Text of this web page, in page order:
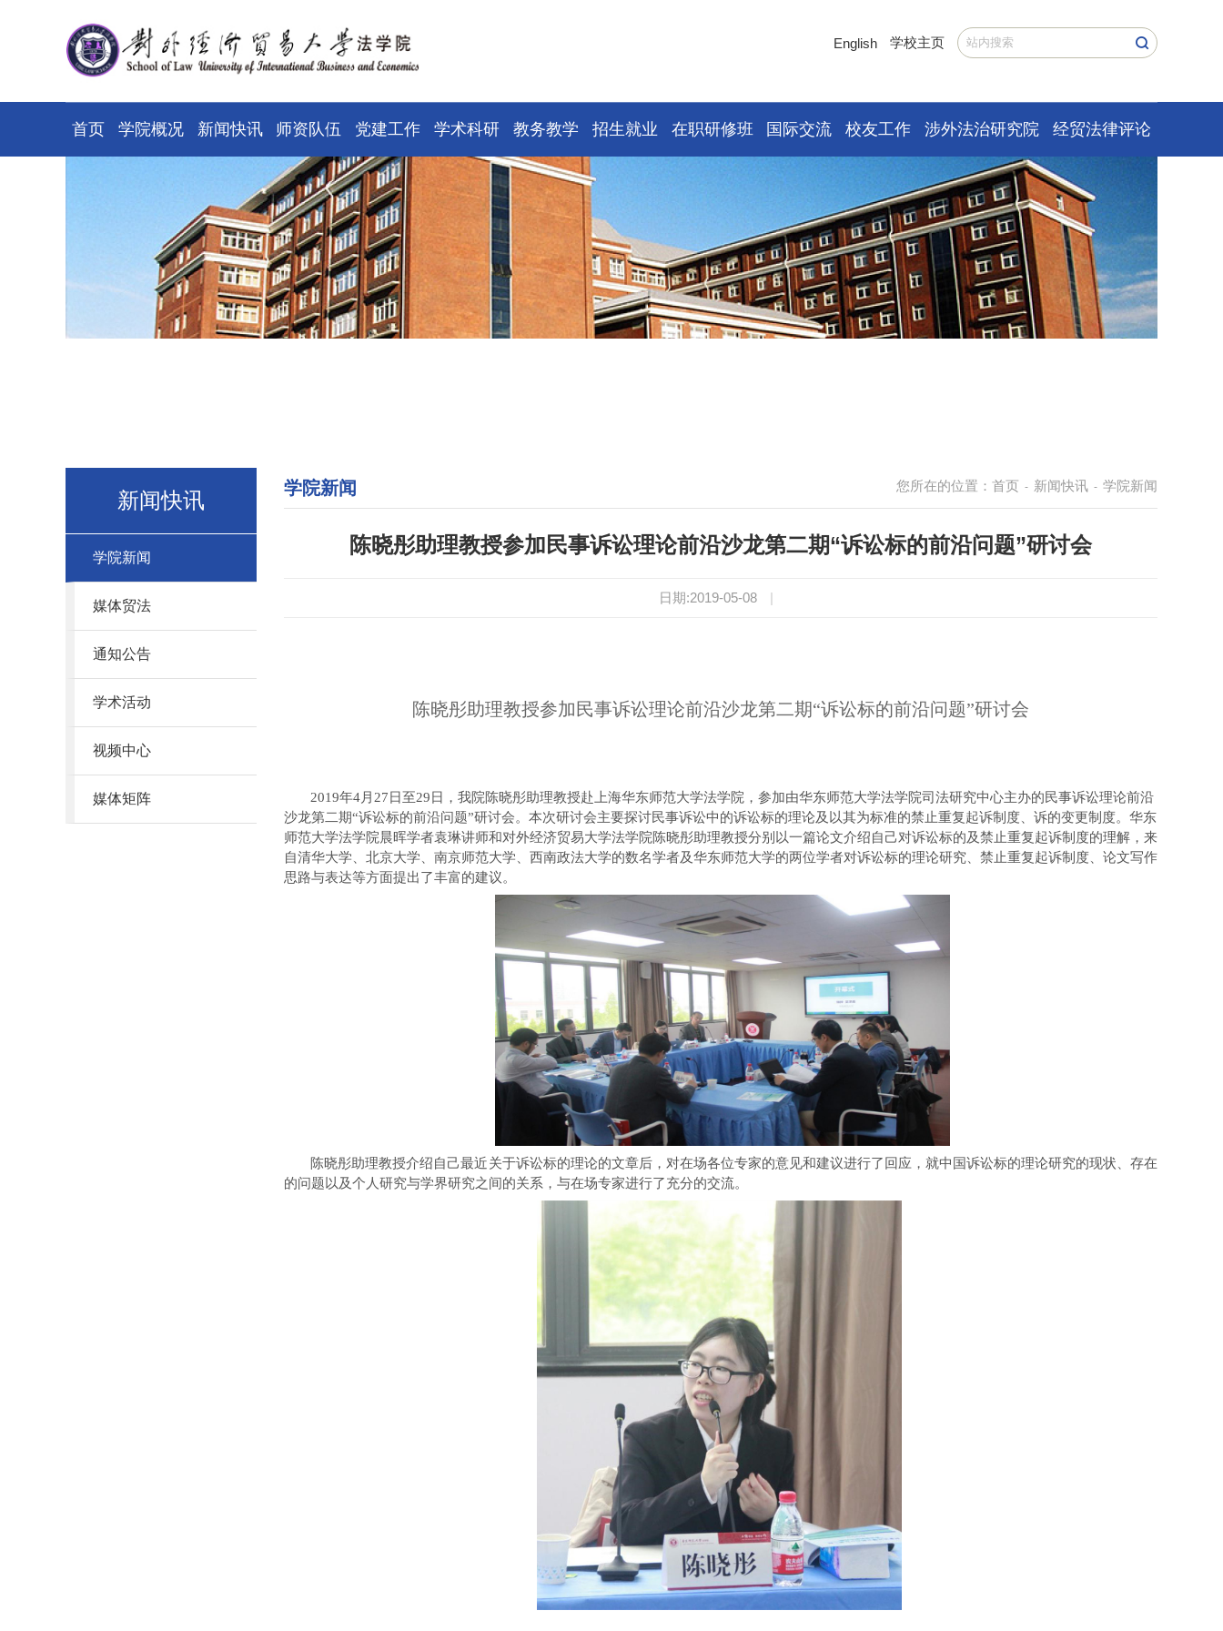
English 学校主页
首页 学院概况 新闻快讯 师资队伍 党建工作 学术科研 教务教学 招生就业 在职研修班 国际交流 校友工作 涉外法治研究院 经贸法律评论
新闻快讯
学院新闻
媒体贸法
通知公告
学术活动
视频中心
媒体矩阵
您所在的位置： 首页 - 新闻快讯 - 学院新闻
学院新闻
陈晓彤助理教授参加民事诉讼理论前沿沙龙第二期“诉讼标的前沿问题”研讨会
日期:2019-05-08
陈晓彤助理教授参加民事诉讼理论前沿沙龙第二期“诉讼标的前沿问题”研讨会
2019年4月27 日至29 日，我院陈晓彤助理教授赴上海华东师范大学法学院，参加由华东师范大学法学院司法研究中心主办的民事诉讼理论前沿
沙龙第二期“诉讼标的前沿问题”研讨会。本次研讨会主要探讨民事诉讼中的诉讼标的理论及 以其为标准的禁止重复起诉制度、 诉的变更制度。 华东
师范大学法学院晨晖学者袁琳讲师和对外经济贸易大学法学院陈晓彤助理教授分别 以一篇论文介绍自己对诉讼标的及禁止重复起诉制度的理解 ， 来
自清华大学、 北京大学、 南京师范大学、 西南政法大学的数名学者及华东师范大学的两位学者对诉讼标的理论研究、 禁止重复起诉制度、 论文写作
思路与表达等方面提出了丰富的建议。
陈晓彤助理教授介绍自己最近关于诉讼标的理论的文章后， 对在场各位专家的意见和建议进行了 回应， 就中国诉讼标的理论研究的现状、存在
的问题以及个人研究与学界研究之间的关系 ， 与在场专家进行了充分的交流。